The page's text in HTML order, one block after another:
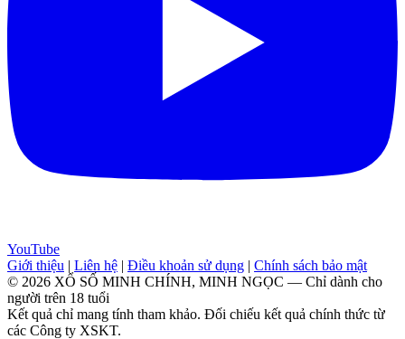
YouTube
Giới thiệu | Liên hệ | Điều khoản sử dụng | Chính sách bảo mật
© 2026 XỔ SỐ MINH CHÍNH, MINH NGỌC — Chỉ dành cho
người trên 18 tuổi
Kết quả chỉ mang tính tham khảo. Đối chiếu kết quả chính thức từ
các Công ty XSKT.